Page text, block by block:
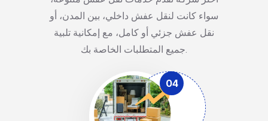
سواء كانت لنقل عفش داخلي، بين المدن، أو
نقل عفش جزئي أو كامل، مع إمكانية تلبية
جميع المتطلبات الخاصة بك.
04